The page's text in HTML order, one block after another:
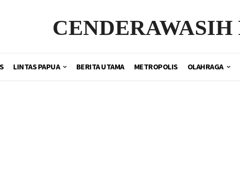
CENDERAWASIH
LINTAS PAPUA BERITA UTAMA METROPOLIS OLAHRAGA